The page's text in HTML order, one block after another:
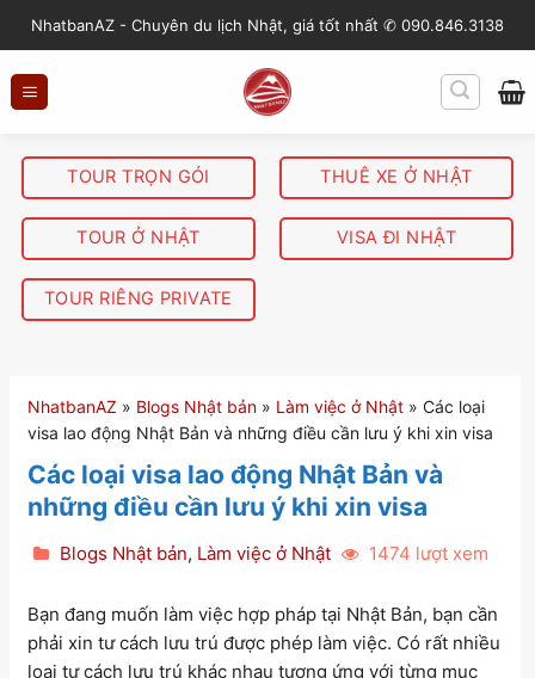
NhatbanAZ - Chuyên du lịch Nhật, giá tốt nhất ✆ 090.846.3138
TOUR TRỌN GÓI
TOUR Ở NHẬT
TOUR RIÊNG PRIVATE
THUÊ XE Ở NHẬT
VISA ĐI NHẬT
NhatbanAZ » Blogs Nhật bản » Làm việc ở Nhật » Các loại
visa lao động Nhật Bản và những điều cần lưu ý khi xin visa
Các loại visa lao động Nhật Bản và
những điều cần lưu ý khi xin visa
Blogs Nhật bản, Làm việc ở Nhật 1474 lượt xem
Bạn đang muốn làm việc hợp pháp tại Nhật Bản, bạn cần
phải xin tư cách lưu trú được phép làm việc. Có rất nhiều
loại tư cách lưu trú khác nhau tương ứng với từng mục